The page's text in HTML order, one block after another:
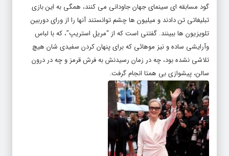
گود مسابقه ای سینمای جهان جاودانی می کنند، همگی به این بازی
تبلیغاتی تن دادند و میلیون ها چشم توانستند آنها را از ورای دوربین
تلویزیون ها ببینند. گفتنی است که از “مریل استریپ”، که با لباس
وآرایشی ساده و نیز موهائی که برای پنهان کردن سفیدی شان هیچ
تلاشی نشده بود، چه در زمان رسیدنش به فرش قرمز و چه در درون
سالن، پیشوازی بی همتا انجام گرفت.